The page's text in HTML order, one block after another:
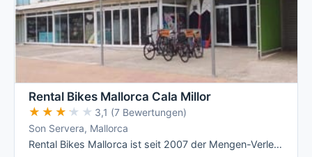
Rental Bikes Mallorca Cala Millor
★★★★★
★★★★★ 3,1 (7 Bewertungen)
Son Servera, Mallorca
Rental Bikes Mallorca ist seit 2007 der Mengen-Verleiher an der Ostküste: nach eigenen Angaben über 700 Räder, Lieferung an jede Adresse der …